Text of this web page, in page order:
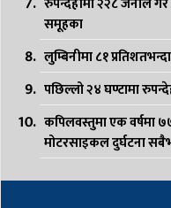
समूहका
लुम्बिनीमा ८१
पछिल्लो २४ घण्टामा
कपिलवस्तुमा एक वर्षमा
मोटरसाइकल दुर्घटना